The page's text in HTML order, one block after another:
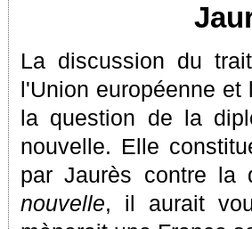
La discussion du
l'Union européenne
la question de la
nouvelle. Elle
par Jaurès contre la
nouvelle, il aurait